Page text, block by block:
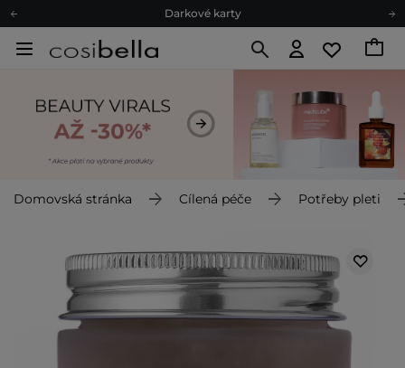
Darkové karty
Darkové karty
Domovská stránka Cílená péče Potřeby pleti